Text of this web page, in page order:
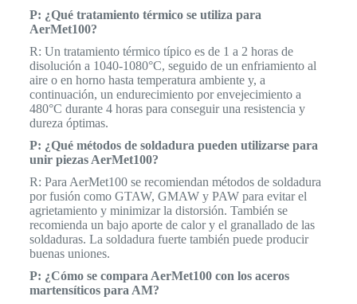
P: ¿Qué tratamiento térmico se utiliza para
AerMet100?
R: Un tratamiento térmico típico es de 1 a 2 horas de
disolución a 1040-1080°C, seguido de un enfriamiento al
aire o en horno hasta temperatura ambiente y, a
continuación, un endurecimiento por envejecimiento a
480°C durante 4 horas para conseguir una resistencia y
dureza óptimas.
P: ¿Qué métodos de soldadura pueden utilizarse para
unir piezas AerMet100?
R: Para AerMet100 se recomiendan métodos de soldadura
por fusión como GTAW, GMAW y PAW para evitar el
agrietamiento y minimizar la distorsión. También se
recomienda un bajo aporte de calor y el granallado de las
soldaduras. La soldadura fuerte también puede producir
buenas uniones.
P: ¿Cómo se compara AerMet100 con los aceros
martensíticos para AM?